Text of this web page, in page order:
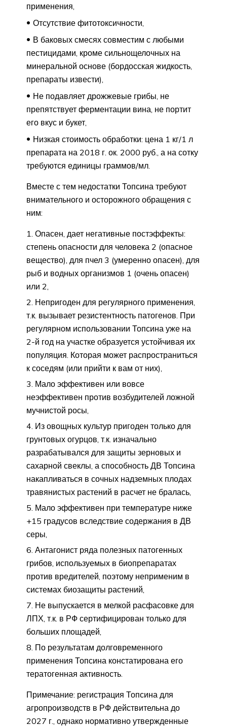
применения,
Отсутствие фитотоксичности,
В баковых смесях совместим с любыми
пестицидами, кроме сильнощелочных на
минеральной основе (бордосская жидкость,
препараты извести),
Не подавляет дрожжевые грибы, не
препятствует ферментации вина, не портит
его вкус и букет,
Низкая стоимость обработки: цена 1 кг/1 л
препарата на 2018 г. ок. 2000 руб., а на сотку
требуются единицы граммов/мл.
Вместе с тем недостатки Топсина требуют
внимательного и осторожного обращения с
ним:
Опасен, дает негативные постэффекты:
степень опасности для человека 2 (опасное
вещество), для пчел 3 (умеренно опасен), для
рыб и водных организмов 1 (очень опасен)
или 2,
Непригоден для регулярного применения,
т.к. вызывает резистентность патогенов. При
регулярном использовании Топсина уже на
2-й год на участке образуется устойчивая их
популяция. Которая может распространиться
к соседям (или прийти к вам от них),
Мало эффективен или вовсе
неэффективен против возбудителей ложной
мучнистой росы,
Из овощных культур пригоден только для
грунтовых огурцов, т.к. изначально
разрабатывался для защиты зерновых и
сахарной свеклы, а способность ДВ Топсина
накапливаться в сочных надземных плодах
травянистых растений в расчет не бралась,
Мало эффективен при температуре ниже
+15 градусов вследствие содержания в ДВ
серы,
Антагонист ряда полезных патогенных
грибов, используемых в биопрепаратах
против вредителей, поэтому неприменим в
системах биозащиты растений,
Не выпускается в мелкой расфасовке для
ЛПХ, т.к. в РФ сертифицирован только для
больших площадей,
По результатам долговременного
применения Топсина констатирована его
тератогенная активность.
Примечание: регистрация Топсина для
агропроизводств в РФ действительна до
2027 г., однако нормативно утвержденные